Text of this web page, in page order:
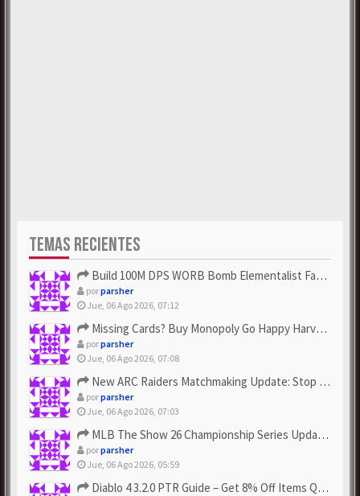
TEMAS RECIENTES
Build 100M DPS WORB Bomb Elementalist Fast - Grab POE Curren...
porparsher
Jue, 06 Ago 2026, 07:12
Missing Cards? Buy Monopoly Go Happy Harvest with Looney Tun...
porparsher
Jue, 06 Ago 2026, 07:08
New ARC Raiders Matchmaking Update: Stop Failed - Grab Bluep...
porparsher
Jue, 06 Ago 2026, 07:03
MLB The Show 26 Championship Series Update! Get Cheap & ...
porparsher
Jue, 06 Ago 2026, 05:59
Diablo 4 3.2.0 PTR Guide – Get 8% Off Items Quickly to Test ...